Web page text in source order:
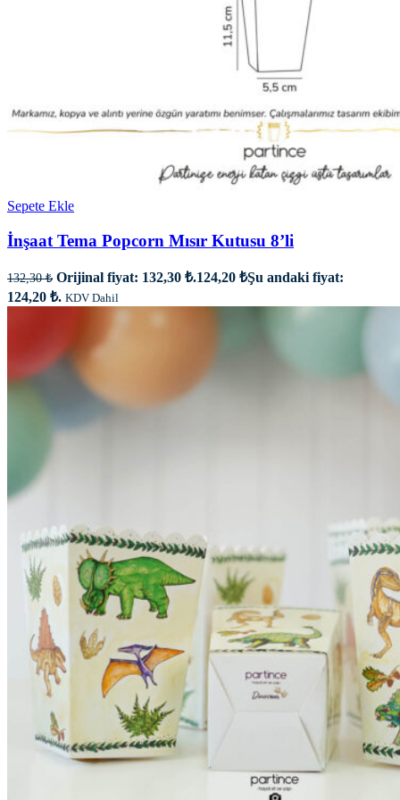
Sepete Ekle
İnşaat Tema Popcorn Mısır Kutusu 8’li
132,30₺ Orijinal fiyat: 132,30 ₺.124,20 ₺Şu andaki fiyat:
124,20 ₺. KDV Dahil